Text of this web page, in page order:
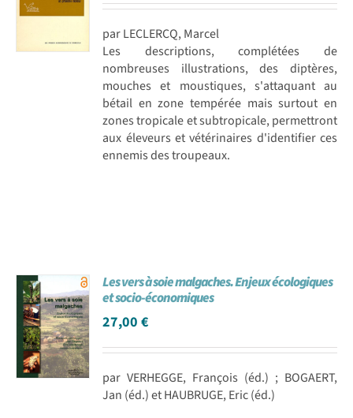
par LECLERCQ, Marcel
Les descriptions, complétées de
nombreuses illustrations, des diptères,
mouches et moustiques, s'attaquant au
bétail en zone tempérée mais surtout en
zones tropicale et subtropicale, permettront
aux éleveurs et vétérinaires d'identifier ces
ennemis des troupeaux.
Les vers à soie malgaches. Enjeux écologiques
et socio-économiques
27,00€
par VERHEGGE, François (éd.) ; BOGAERT,
Jan (éd.) et HAUBRUGE, Eric (éd.)